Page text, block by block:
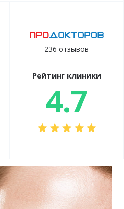
236 отзывов
Рейтинг клиники
4.7